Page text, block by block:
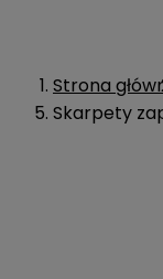
Strona
Skarpety